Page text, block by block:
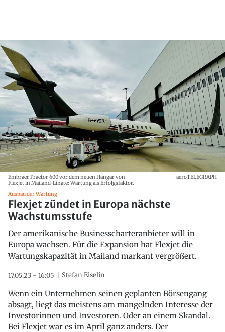
Embraer Praetor 600 vor dem neuen Hangar von
Flexjet in Mailand-Linate: Wartung als Erfolgsfaktor.
aeroTELEGRAPH
Ausbau der Wartung
Flexjet zündet in Europa nächste
Wachstumsstufe
Der amerikanische Businesscharteranbieter will in
Europa wachsen. Für die Expansion hat Flexjet die
Wartungskapazität in Mailand markant vergrößert.
17.05.23 - 16:05 Stefan Eiselin
Wenn ein Unternehmen seinen geplanten Börsengang
absagt, liegt das meistens am mangelnden Interesse der
Investorinnen und Investoren. Oder an einem Skandal.
Bei Flexjet war es im April ganz anders. Der